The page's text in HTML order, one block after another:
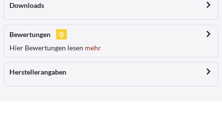
Downloads
Bewertungen
0
Hier Bewertungen lesen mehr
Herstellerangaben